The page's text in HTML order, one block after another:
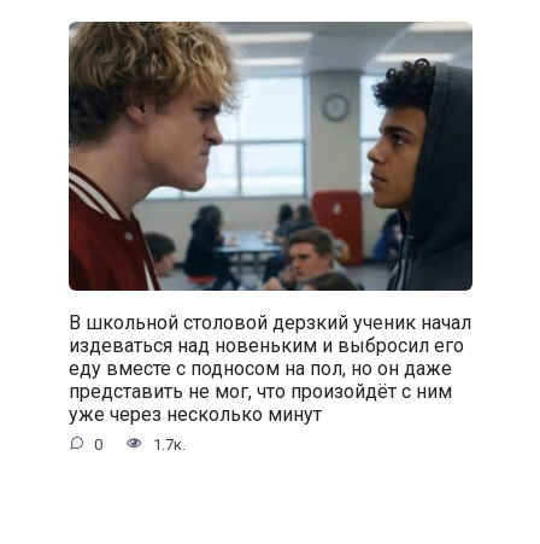
В школьной столовой дерзкий ученик начал
издеваться над новеньким и выбросил его
еду вместе с подносом на пол, но он даже
представить не мог, что произойдёт с ним
уже через несколько минут
0 1.7к.